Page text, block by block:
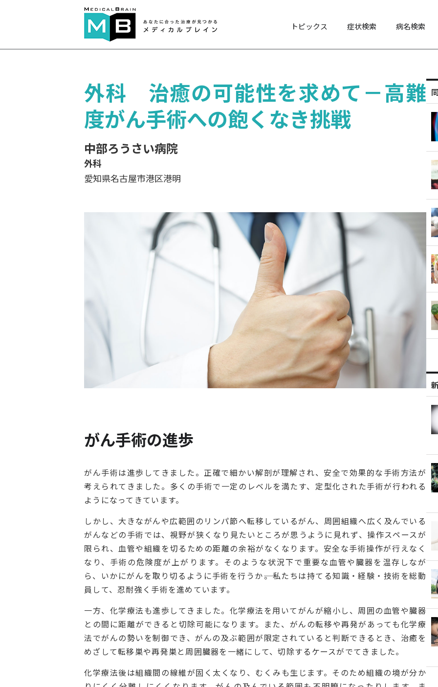
トピックス 症状検索 病名検索
外科 治癒の可能性を求めて－高難
度がん手術への飽くなき挑戦
中部ろうさい病院
外科
愛知県名古屋市港区港明
がん手術の進歩
がん手術は進歩してきました。正確で細かい解剖が理解され、安全で効果的な手術方法が
考えられてきました。多くの手術で一定のレベルを満たす、定型化された手術が行われる
ようになってきています。
しかし、大きながんや広範囲のリンパ節へ転移しているがん、周囲組織へ広く及んでいる
がんなどの手術では、視野が狭くなり見たいところが思うように見れず、操作スペースが
限られ、血管や組織を切るための距離の余裕がなくなります。安全な手術操作が行えなく
なり、手術の危険度が上がります。そのような状況下で重要な血管や臓器を温存しなが
ら、いかにがんを取り切るように手術を行うか――。私たちは持てる知識・経験・技術を総動
員して、忍耐強く手術を進めています。
一方、化学療法も進歩してきました。化学療法を用いてがんが縮小し、周囲の血管や臓器
との間に距離ができると切除可能になります。また、がんの転移や再発があっても化学療
法でがんの勢いを制御でき、がんの及ぶ範囲が限定されていると判断できるとき、治癒を
めざして転移巣や再発巣と周囲臓器を一緒にして、切除するケースがでてきました。
化学療法後は組織間の線維が固く太くなり、むくみも生じます。そのため組織の境が分か